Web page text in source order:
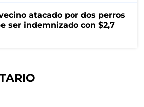
atacado por dos perros
ser indemnizado con $2,7